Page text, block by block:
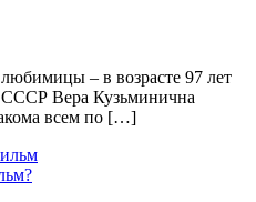
– в возрасте 97 лет
СССР Вера Кузьминична
всем по […]